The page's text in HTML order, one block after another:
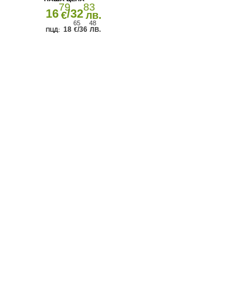
1679
€/3283
лв.
18
65
€/36
48
ЛВ.